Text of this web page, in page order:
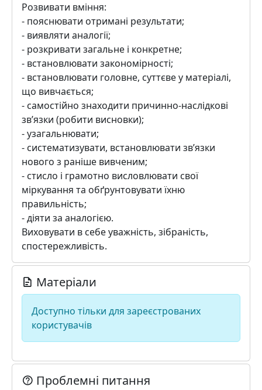
Розвивати вміння:
- пояснювати отримані результати;
- виявляти аналогії;
- розкривати загальне і конкретне;
- встановлювати закономірності;
- встановлювати головне, суттєве у матеріалі,
що вивчається;
- самостійно знаходити причинно-наслідкові
зв’язки (робити висновки);
- узагальнювати;
- систематизувати, встановлювати зв’язки
нового з раніше вивченим;
- стисло і грамотно висловлювати свої
міркування та обґрунтовувати їхню
правильність;
- діяти за аналогією.
Виховувати в себе уважність, зібраність,
спостережливість.
Матеріали
Доступно тільки для зареєстрованих
користувачів
Проблемні питання